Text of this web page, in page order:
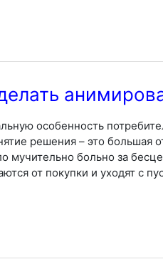
особенность
решения – это большая
мучительно больно за
от покупки и уходят с